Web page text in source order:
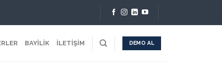
BAYİLİK İLETİŞİM DEMO AL